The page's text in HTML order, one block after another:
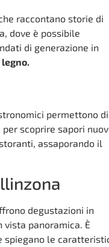
raccontano storie di
dove è possibile
di generazione in
permettono di
scoprire sapori
assaporando il
degustazioni in
panoramica. È
spiegano le